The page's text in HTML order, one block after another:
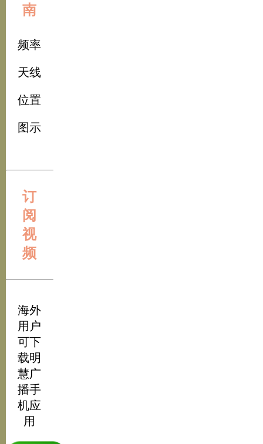
南
频率
天线
位置
图示
订
阅
视
频
海外
用户
可下
载明
慧广
播手
机应
用